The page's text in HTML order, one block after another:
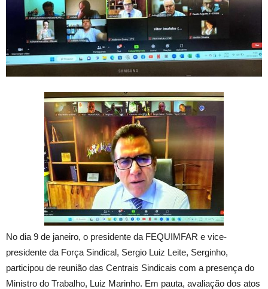
No dia 9 de janeiro, o presidente da FEQUIMFAR e vice-
presidente da Força Sindical, Sergio Luiz Leite, Serginho,
participou de reunião das Centrais Sindicais com a presença do
Ministro do Trabalho, Luiz Marinho. Em pauta, avaliação dos atos